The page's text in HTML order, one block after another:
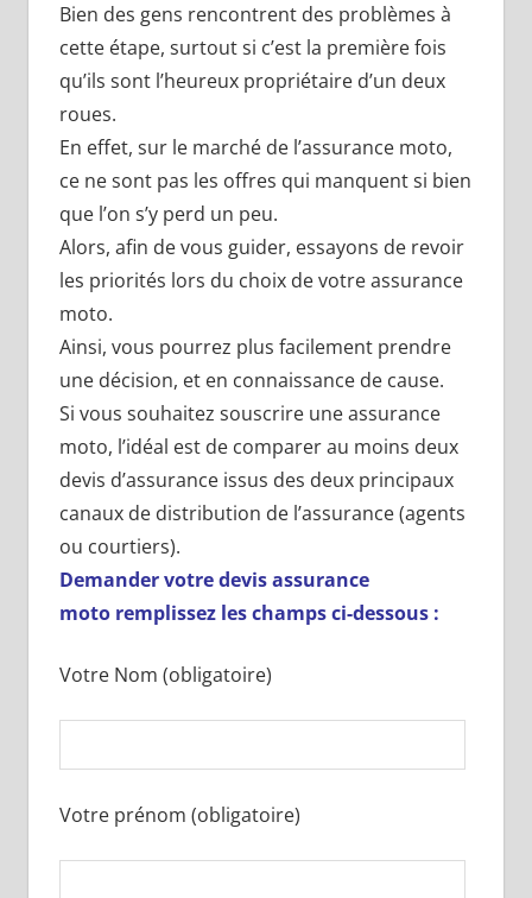
Bien des gens rencontrent des problèmes à
cette étape, surtout si c’est la première fois
qu’ils sont l’heureux propriétaire d’un deux
roues.
En effet, sur le marché de l’assurance moto,
ce ne sont pas les offres qui manquent si bien
que l’on s’y perd un peu.
Alors, afin de vous guider, essayons de revoir
les priorités lors du choix de votre assurance
moto.
Ainsi, vous pourrez plus facilement prendre
une décision, et en connaissance de cause.
Si vous souhaitez souscrire une assurance
moto, l’idéal est de comparer au moins deux
devis d’assurance issus des deux principaux
canaux de distribution de l’assurance (agents
ou courtiers).
Demander votre devis assurance
moto remplissez les champs ci-dessous :
Votre Nom (obligatoire)
Votre prénom (obligatoire)